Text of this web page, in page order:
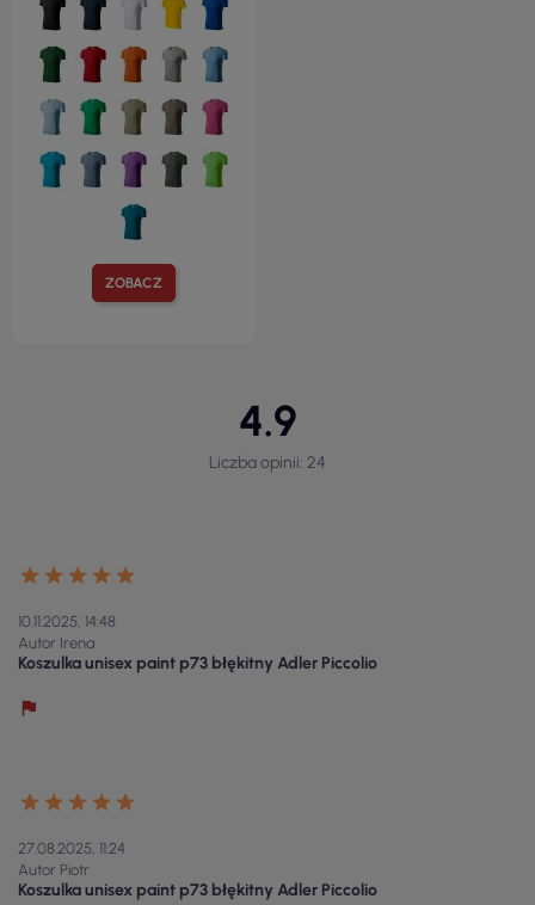
ZOBACZ
4.9
Liczba opinii: 24
10.11.2025, 14:48
Autor Irena
Koszulka unisex paint p73 błękitny Adler Piccolio
27.08.2025, 11:24
Autor Piotr
Koszulka unisex paint p73 błękitny Adler Piccolio